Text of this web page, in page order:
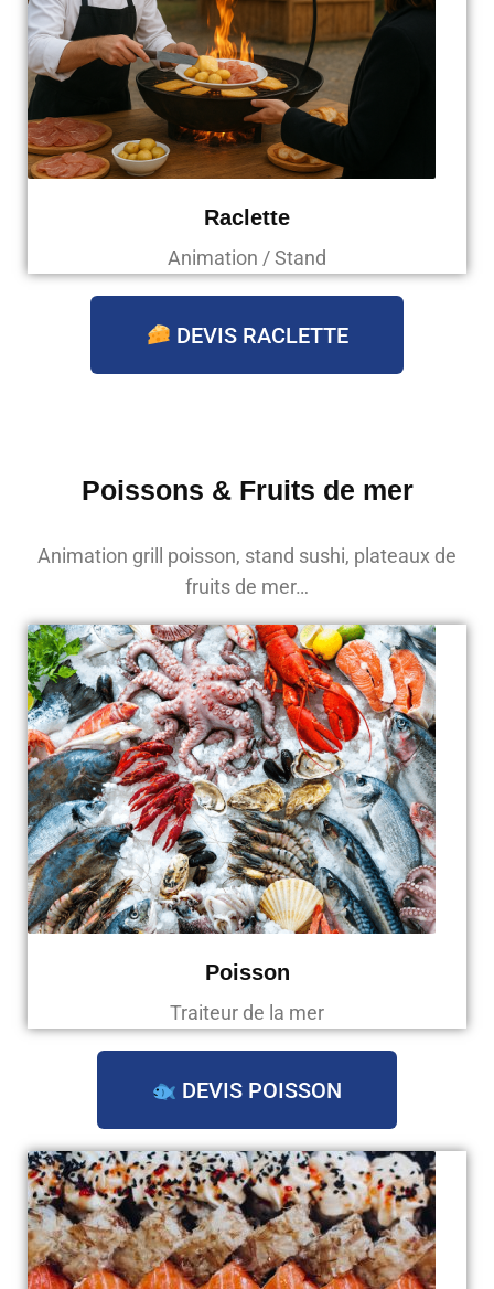
Raclette
Animation / Stand
DEVIS RACLETTE
Poissons & Fruits de mer
Animation grill poisson, stand sushi, plateaux de
fruits de mer…
Poisson
Traiteur de la mer
DEVIS POISSON